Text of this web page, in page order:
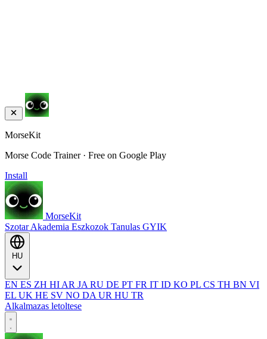
MorseKit
Morse Code Trainer · Free on Google Play
Install
MorseKit
SzotarAkademia Eszkozok Tanulas GYIK
EN ES ZH HI AR JA RU DE PT FR IT ID KO PL CS TH BN VI
EL UK HE SV NO DA UR HU TR
Alkalmazas letoltese